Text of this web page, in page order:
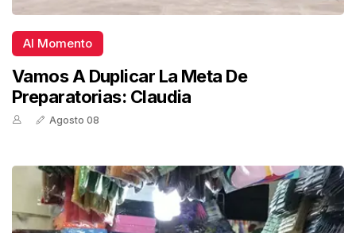
Al Momento
Vamos A Duplicar La Meta De
Preparatorias: Claudia
Agosto 08